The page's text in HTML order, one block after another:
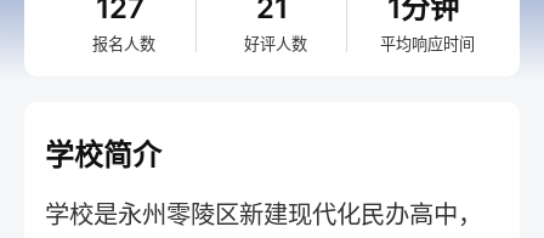
127
报名人数
21
好评人数
1分钟
平均响应时间
学校简介
学校是永州零陵区新建现代化民办高中，